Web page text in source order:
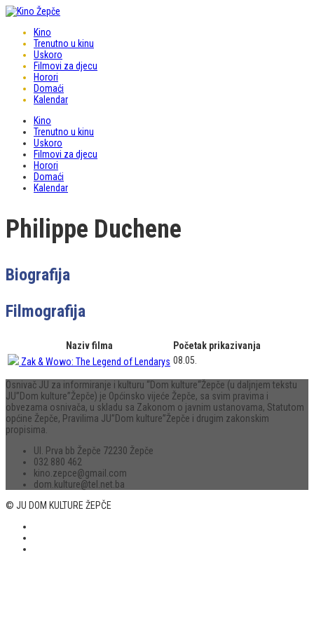
Kino
Trenutno u kinu
Uskoro
Filmovi za djecu
Horori
Domaći
Kalendar
Kino
Trenutno u kinu
Uskoro
Filmovi za djecu
Horori
Domaći
Kalendar
Philippe Duchene
Biografija
Filmografija
Naziv filma
Početak prikazivanja
Zak & Wowo: The Legend of Lendarys 08.05.
Osnivač JU za informiranje i kulturu “Dom kulture“Žepče (u daljnjem tekstu
JU”Dom kulture”Žepče) je Općinsko vijeće Žepče, sa svim pravima i
obvezama osnivača, u skladu sa Zakonom o javnim ustanovama, Statutom
općine Žepče, Pravilima JU”Dom kulture”Žepče i drugim zakonskim
propisima.
Ul. Prva bb Žepče 72230 Žepče
032 880 462
kino.zepce@gmail.com
dom.kulture@tel.net.ba
© JU DOM KULTURE ŽEPČE